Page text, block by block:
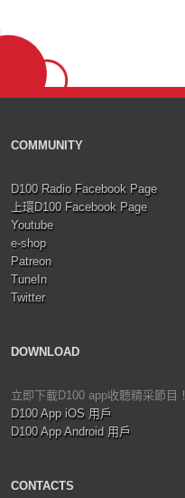
COMMUNITY
D100 Radio Facebook Page
上環D100 Facebook Page
Youtube
e-shop
Patreon
TuneIn
Twitter
DOWNLOAD
立即下載D100 app收聽精采節目！
D100 App iOS 用戶
D100 App Android 用戶
CONTACTS